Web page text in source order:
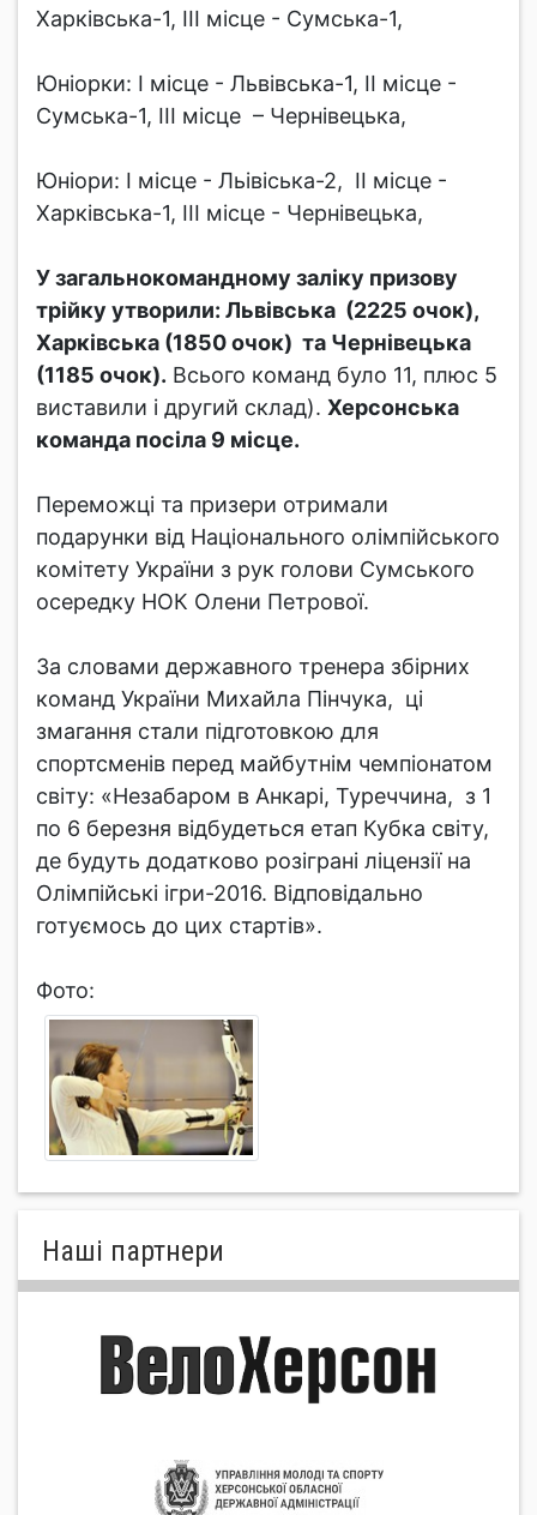
Харківська-1, ІІІ місце - Сумська-1,
Юніорки: І місце - Львівська-1, ІІ місце -
Сумська-1, ІІІ місце – Чернівецька,
Юніори: І місце - Льівіська-2, ІІ місце -
Харківська-1, ІІІ місце - Чернівецька,
У загальнокомандному заліку призову
трійку утворили: Львівська (2225 очок),
Харківська (1850 очок) та Чернівецька
(1185 очок). Всього команд було 11, плюс 5
виставили і другий склад). Херсонська
команда посіла 9 місце.
Переможці та призери отримали
подарунки від Національного олімпійського
комітету України з рук голови Сумського
осередку НОК Олени Петрової.
За словами державного тренера збірних
команд України Михайла Пінчука, ці
змагання стали підготовкою для
спортсменів перед майбутнім чемпіонатом
світу: «Незабаром в Анкарі, Туреччина, з 1
по 6 березня відбудеться етап Кубка світу,
де будуть додатково розіграні ліцензії на
Олімпійські ігри-2016. Відповідально
готуємось до цих стартів».
Фото:
Нашi партнери